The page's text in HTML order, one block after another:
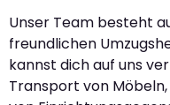
Unser Team besteht
freundlichen
kannst dich auf uns
Transport von